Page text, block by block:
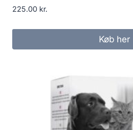
225.00 kr.
Køb her